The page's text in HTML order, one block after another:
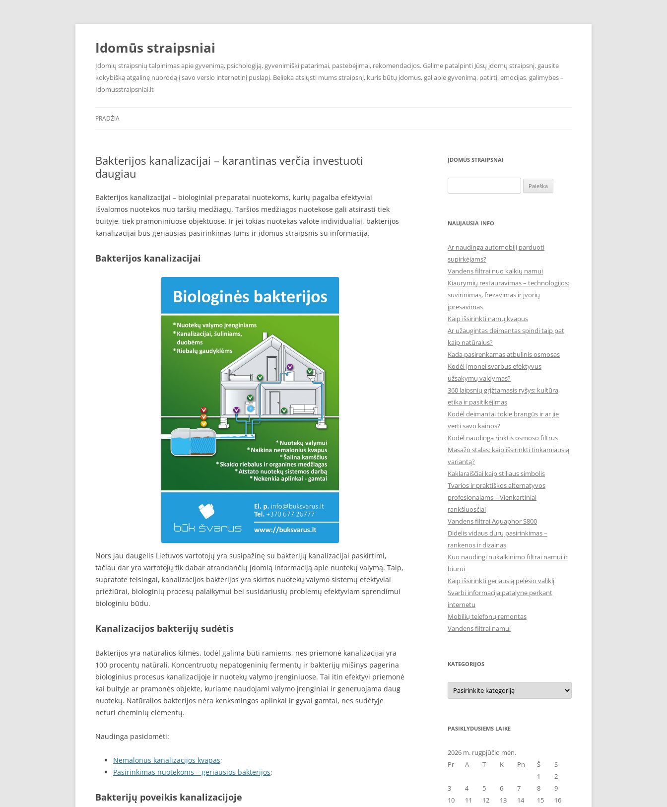
Pereiti
turinio
Idomūs straipsniai
Įdomių straipsnių talpinimas apie gyvenimą, psichologiją, gyvenimiški patarimai, pastebėjimai, rekomendacijos. Galime patalpinti Jūsų įdomų straipsnį, gausite
kokybišką atgalinę nuorodą į savo verslo internetinį puslapį. Belieka atsiųsti mums straipsnį, kuris būtų įdomus, gal apie gyvenimą, patirtį, emocijas, galimybes –
Idomusstraipsniai.lt
PRADŽIA
Bakterijos kanalizacijai – karantinas verčia investuoti
daugiau
Bakterijos kanalizacijai – biologiniai preparatai nuotekoms, kurių pagalba efektyviai
išvalomos nuotekos nuo taršių medžiagų. Taršios medžiagos nuotekose gali atsirasti tiek
buityje, tiek pramoniniuose objektuose. Ir jei tokias nuotekas valote individualiai, bakterijos
kanalizacijai bus geriausias pasirinkimas Jums ir įdomus straipsnis su informacija.
Bakterijos kanalizacijai
Nors jau daugelis Lietuvos vartotojų yra susipažinę su bakterijų kanalizacijai paskirtimi,
tačiau dar yra vartotojų tik dabar atrandančių įdomią informaciją apie nuotekų valymą. Taip,
supratote teisingai, kanalizacijos bakterijos yra skirtos nuotekų valymo sistemų efektyviai
priežiūrai, biologinių procesų palaikymui bei susidariusių problemų efektyviam sprendimui
biologiniu būdu.
Kanalizacijos bakterijų sudėtis
Bakterijos yra natūralios kilmės, todėl galima būti ramiems, nes priemonė kanalizacijai yra
100 procentų natūrali. Koncentruotų nepatogeninių fermentų ir bakterijų mišinys pagerina
biologinius procesus kanalizacijoje ir nuotekų valymo įrenginiuose. Tai itin efektyvi priemonė
kai buityje ar pramonės objekte, kuriame naudojami valymo įrenginiai ir generuojama daug
nuotekų. Natūralios bakterijos nėra kenksmingos aplinkai ir gyvai gamtai, nes sudėtyje
neturi cheminių elementų.
Naudinga pasidomėti:
Nemalonus kanalizacijos kvapas;
Pasirinkimas nuotekoms – geriausios bakterijos;
Bakterijų poveikis kanalizacijoje
ĮDOMŪS STRAIPSNAI
NAUJAUSIA INFO
Ar naudinga automobilį parduoti
supirkėjams?
Vandens filtrai nuo kalkių namui
Kiaurymių restauravimas – technologijos:
suvirinimas, frezavimas ir įvorių
įpresavimas
Kaip išsirinkti namų kvapus
Ar užaugintas deimantas spindi taip pat
kaip natūralus?
Kada pasirenkamas atbulinis osmosas
Kodėl įmonei svarbus efektyvus
užsakymų valdymas?
360 laipsnių grįžtamasis ryšys: kultūra,
etika ir pasitikėjimas
Kodėl deimantai tokie brangūs ir ar jie
verti savo kainos?
Kodėl naudinga rinktis osmoso filtrus
Masažo stalas: kaip išsirinkti tinkamiausią
variantą?
Kaklaraiščiai kaip stiliaus simbolis
Tvarios ir praktiškos alternatyvos
profesionalams – Vienkartiniai
rankšluosčiai
Vandens filtrai Aquaphor S800
Didelis vidaus durų pasirinkimas –
rankenos ir dizainas
Kuo naudingi nukalkinimo filtrai namui ir
biurui
Kaip išsirinkti geriausią pelėsio valiklį
Svarbi informacija patalyne perkant
internetu
Mobilių telefonų remontas
Vandens filtrai namui
KATEGORIJOS
Kategorijos
PASIKLYDUSIEMS LAIKE
2026 m. rugpjūčio mėn.
Pr
A T K Pn Š
S
1
2
3
4 5 6 7 8
9
10
11 12 13 14 15
16